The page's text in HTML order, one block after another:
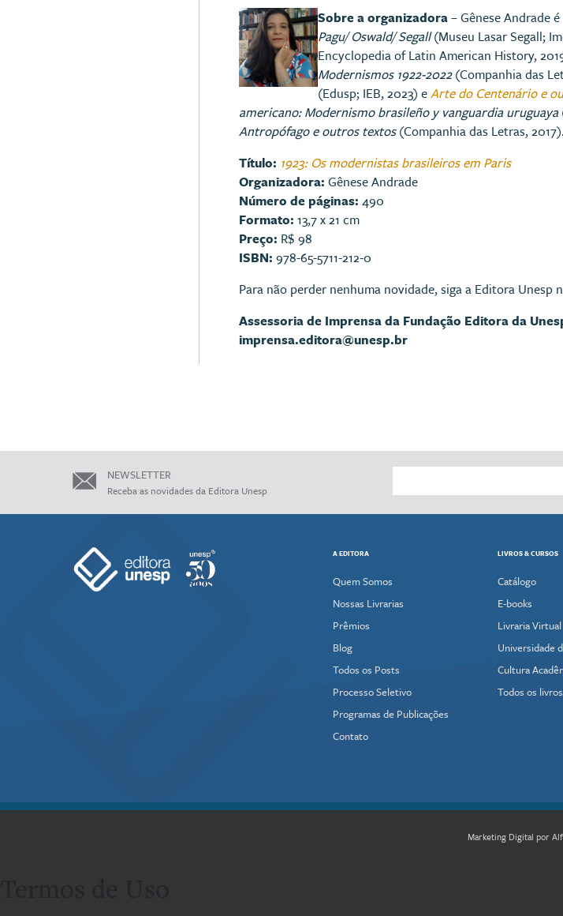
Sobre a organizadora– Gênese Andrade
Pagu/ Oswald/ Segall(Museu Lasar Segall;
Encyclopedia of Latin American History,
Modernismos 1922-2022(Companhia das
(Edusp; IEB, 2023) eArte do Centenário e
americano: Modernismo brasileño y vanguardia uruguaya
Antropófago e outros textos(Companhia das Letras, 2017).
Título: 1923: Os modernistas brasileiros em Paris
Organizadora: Gênese Andrade
Número de páginas: 490
Formato: 13,7 x 21 cm
Preço: R$ 98
ISBN: 978-65-5711-212-0
Para não perder nenhuma novidade, siga a Editora Unesp
Assessoria de Imprensa da Fundação Editora da
imprensa.editora@unesp.br
NEWSLETTER
Receba as novidades da Editora Unesp
A EDITORA
Quem Somos
Nossas Livrarias
Prêmios
Blog
Todos os Posts
Processo Seletivo
Programas de Publicações
Contato
LIVROS & CURSOS
Catálogo
E-books
Livraria Virtual
Universidade
Cultura
Todos os livros
Marketing Digital por